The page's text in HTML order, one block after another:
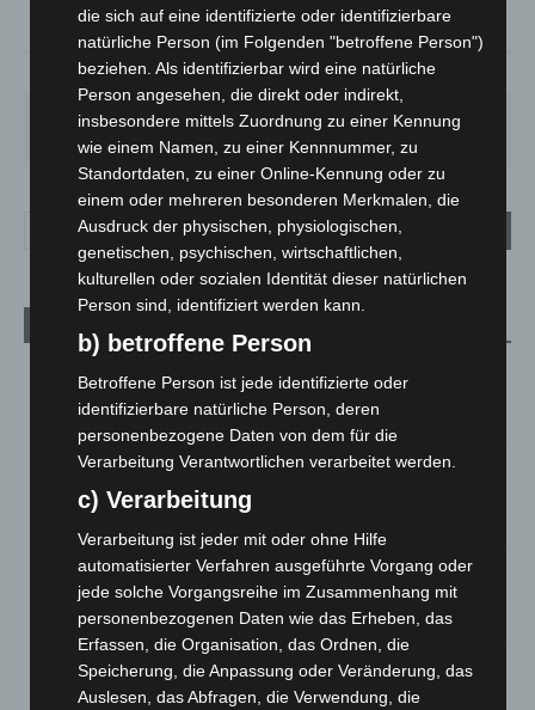
17.7°
65% 3.5m/s 56%
FR.
21°
SA.
26°
SO.
32°
MO.
31°
DI.
Brand im „Haus der Begegnung“ in Neuwarmbüchen schnell
eingedämmt
Region Hannover: 21 neue Notfallsanitäter starten beim
Roten Kreuz
5. August 2026
Mann läuft mit Hockeyschläger über A7 – Polizei sucht
Zeugen
die sich auf eine identifizierte oder identifizierbare
natürliche Person (im Folgenden "betroffene Person")
beziehen. Als identifizierbar wird eine natürliche
Person angesehen, die direkt oder indirekt,
insbesondere mittels Zuordnung zu einer Kennung
wie einem Namen, zu einer Kennnummer, zu
Standortdaten, zu einer Online-Kennung oder zu
einem oder mehreren besonderen Merkmalen, die
Ausdruck der physischen, physiologischen,
genetischen, psychischen, wirtschaftlichen,
kulturellen oder sozialen Identität dieser natürlichen
Person sind, identifiziert werden kann.
b) betroffene Person
Betroffene Person ist jede identifizierte oder
identifizierbare natürliche Person, deren
personenbezogene Daten von dem für die
Verarbeitung Verantwortlichen verarbeitet werden.
c) Verarbeitung
Verarbeitung ist jeder mit oder ohne Hilfe
automatisierter Verfahren ausgeführte Vorgang oder
jede solche Vorgangsreihe im Zusammenhang mit
personenbezogenen Daten wie das Erheben, das
Erfassen, die Organisation, das Ordnen, die
Speicherung, die Anpassung oder Veränderung, das
Auslesen, das Abfragen, die Verwendung, die